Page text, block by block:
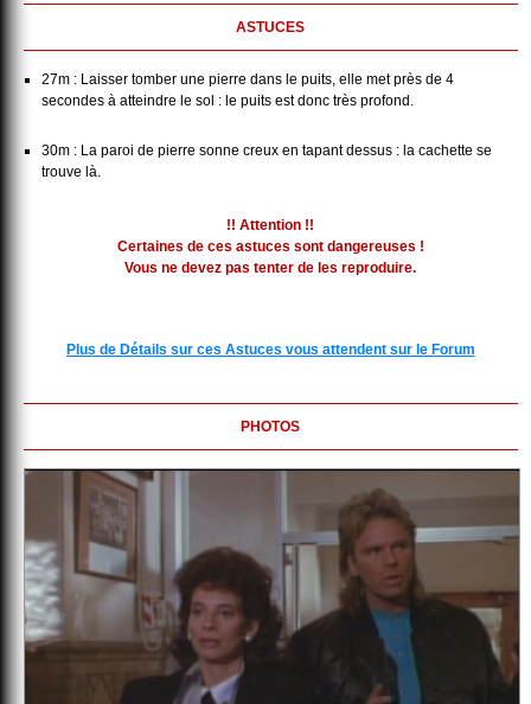
ASTUCES
27m : Laisser tomber une pierre dans le puits, elle met près de 4
secondes à atteindre le sol : le puits est donc très profond.
30m : La paroi de pierre sonne creux en tapant dessus : la cachette se
trouve là.
!! Attention !!
Certaines de ces astuces sont dangereuses !
Vous ne devez pas tenter de les reproduire.
Plus de Détails sur ces Astuces vous attendent sur le Forum
PHOTOS